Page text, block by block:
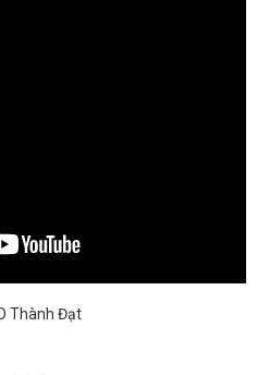
Thành Đạt